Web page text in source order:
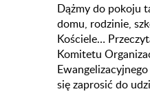
Dążmy do pokoju
domu, rodzinie,
Kościele…
Komitetu
się zaprosić do